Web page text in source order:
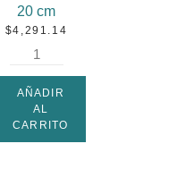
20 cm
$4,291.14
AÑADIR
AL
CARRITO